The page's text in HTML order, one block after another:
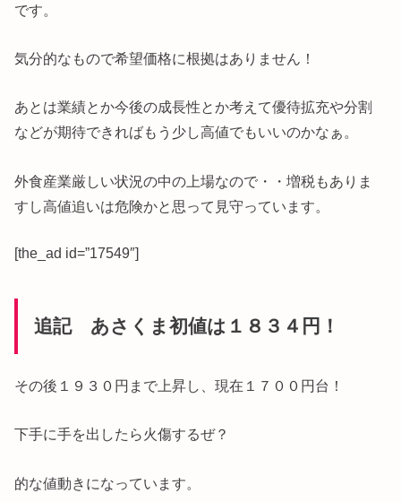
です。
気分的なもので希望価格に根拠はありません！
あとは業績とか今後の成長性とか考えて優待拡充や分割
などが期待できればもう少し高値でもいいのかなぁ。
外食産業厳しい状況の中の上場なので・・増税もありま
すし高値追いは危険かと思って見守っています。
[the_ad id=”17549″]
追記 あさくま初値は１８３４円！
その後１９３０円まで上昇し、現在１７００円台！
下手に手を出したら火傷するぜ？
的な値動きになっています。